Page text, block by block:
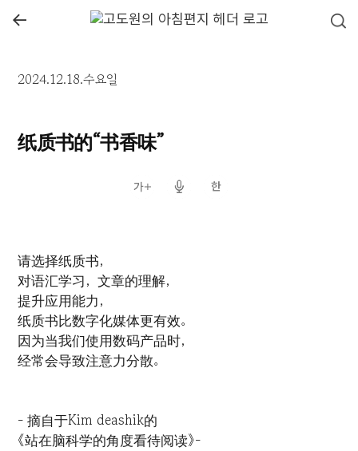
←
2024.12.18.수요일
纸质书的“书香味”
请选择纸质书，
对语汇学习，文章的理解，
提升应用能力，
纸质书比数字化媒体更有效。
因为当我们使用数码产品时，
经常会导致注意力分散。
- 摘自于Kim deashik的
《站在脑科学的角度看待阅读》-